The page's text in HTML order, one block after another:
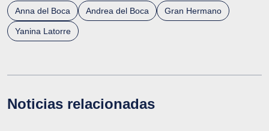
Anna del Boca Andrea del Boca Gran Hermano
Yanina Latorre
Noticias relacionadas